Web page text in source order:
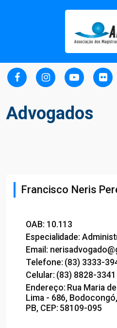
Advogados
Francisco Neris
OAB: 10.113
Especialidade:
Email:
Telefone: (83) 3333-
Celular: (83) 8828-3341
Endereço: Rua Maria
Lima - 686,
PB, CEP: 58109-095